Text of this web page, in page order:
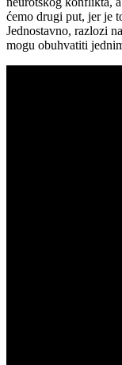
ćemo drugi put, jer je
Jednostavno, razlozi
mogu obuhvatiti